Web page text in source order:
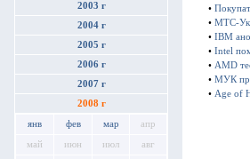
2003 г
2004 г
2005 г
2006 г
2007 г
2008 г
янв фев мар апр
май июн июл авг
•
• МТС-
• IBM
• Intel
• AMD
• МУК
• Age of